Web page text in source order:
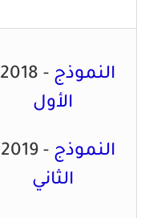
2018 - النموذج
2019 -النموذج